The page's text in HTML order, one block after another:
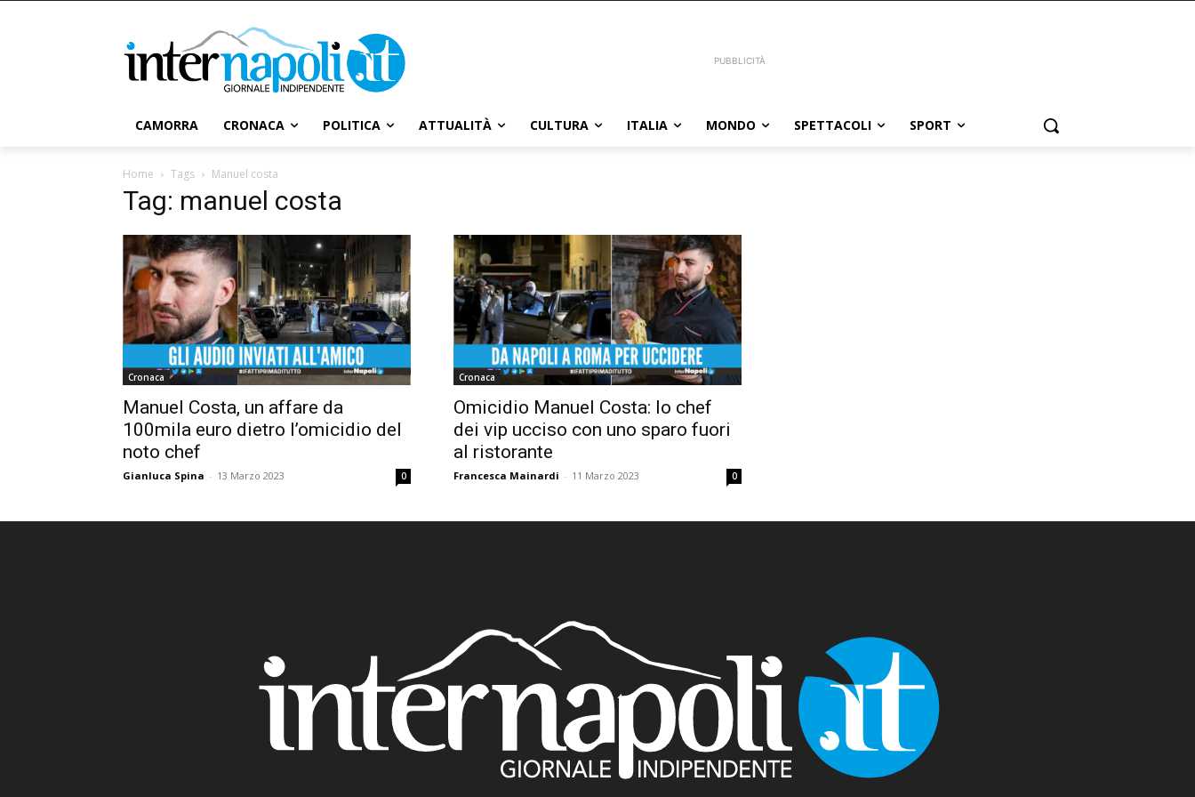
PUBBLICITÀ
CAMORRA CRONACA POLITICA ATTUALITÀ CULTURA ITALIA MONDO SPETTACOLI SPORT
Home Tags Manuel costa
Tag: manuel costa
Cronaca
Manuel Costa, un affare da
100mila euro dietro l’omicidio del
noto chef
Gianluca Spina - 13 Marzo 2023 0
Cronaca
Omicidio Manuel Costa: lo chef
dei vip ucciso con uno sparo fuori
al ristorante
Francesca Mainardi - 11 Marzo 2023 0